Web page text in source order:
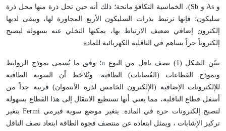
و AsوSb)، الخماسية التكافؤ مانحة؛ ذلك أنه حين تحل ذرة منها محل ذرة
سليكون؛ فإنها ترتبط بذرات السليكون الأربع المجاورة لها، ويبقى لديها
إلكترون إضافي ضعيف الارتباط بها، يمكنها التخلي عنه بسهولة ليصبح
إلكتروناً حراً يساهم في الناقلية الكهربائية للمادة.
يبيّن الشكل (1) نصف ناقل من النوع n؛ وفق ما يُسمى نموذج الروابط
ونموذج القطاعات (العُصابات) الطاقية. ويُلاحَظ أن السوية الطاقية
للإلكترونات الإضافية (الإلكترون الخامس لذرة الأنتموان) قريبة جداً من
أسفل قطاع الناقلية، مما يعني أنها تستطيع الانتقال إلى هذا القطاع بسهولة
لتصبح إلكترونات حرة في المادة. يتغير موضع سوية فيرمي Fermiبتغير
تركيز الإشابات ، ويمثل ابتعاده عن منتصف فجوة الطاقة ابتعاد نصف الناقل